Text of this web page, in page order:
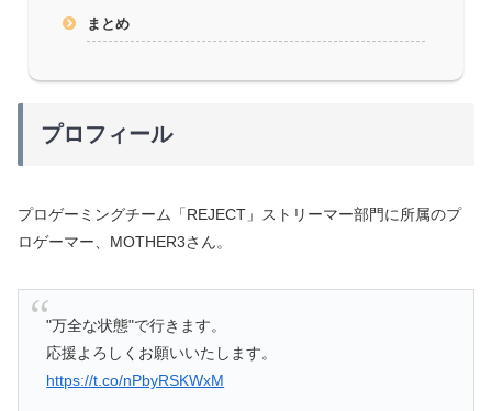
まとめ
プロフィール
プロゲーミングチーム「REJECT」ストリーマー部門に所属のプ
ロゲーマー、MOTHER3さん。
"万全な状態"で行きます。
応援よろしくお願いいたします。
https://t.co/nPbyRSKWxM